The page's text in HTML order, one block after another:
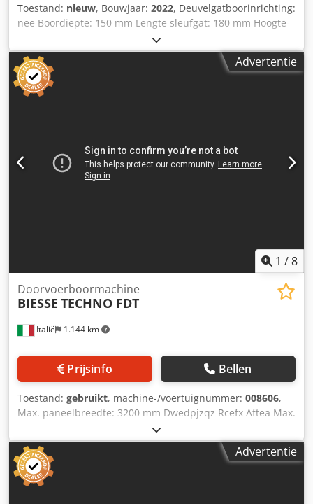
Toestand: nieuw, Bouwjaar: 2022, Deuvelgatboorinrichting:
nee Boordiepte: 150 mm Lengte sleufgat: 180 mm Hoogte-
instelbereik: 145 mm Motorvermogen: 1,5kW Snelheid:
3000 rpm Zuigaansluiting: 100 mm Lengte machine: 1280
mm Dwsdpfx Afjgq Un Aetea Breedte machine: 960 mm
Gewicht: 240 kg
Advertentie
1 /8
Italië 1.144 km
Doorvoerboormachine
BIESSE TECHNO FDT
Prijsinfo Bellen
Toestand: gebruikt, machine-/voertuignummer: 008606,
Max. paneelbreedte: 3200 mm Dwedpjzqz Rcefx Aftea Max.
paneellengte: 1000 mm Aantal aggregaten: 5 Aantal
aggregaten: 2 Positionering via NC-besturing: ja Zijdelingse
horizontale groepen: ja
Advertentie